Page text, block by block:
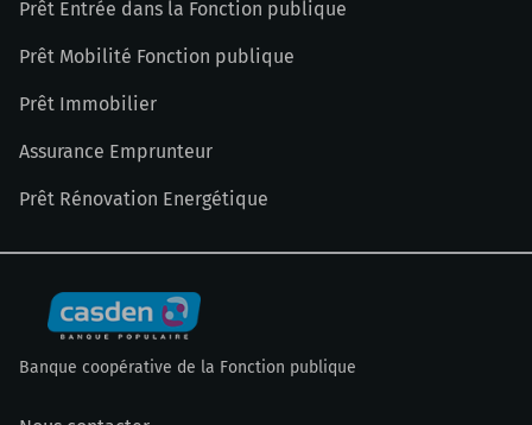
Prêt Entrée dans la Fonction publique
Prêt Mobilité Fonction publique
Prêt Immobilier
Assurance Emprunteur
Prêt Rénovation Energétique
Banque coopérative de la Fonction publique